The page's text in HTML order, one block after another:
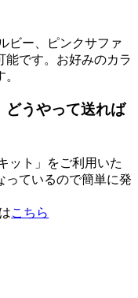
ビー、ピンクサファ
能です。お好みのカラ
どうやって送れば
ット」をご利用いた
っているので簡単に発
こちら